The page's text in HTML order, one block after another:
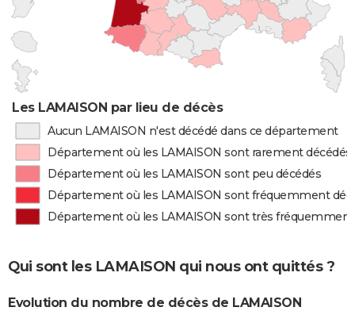
Les LAMAISON par lieu de décès
Aucun LAMAISON n'est décédé dans ce département
Département où les LAMAISON sont rarement décédés
Département où les LAMAISON sont peu décédés
Département où les LAMAISON sont fréquemment
Département où les LAMAISON sont très
Qui sont les LAMAISON qui nous ont quittés ?
Evolution du nombre de décès de LAMAISON